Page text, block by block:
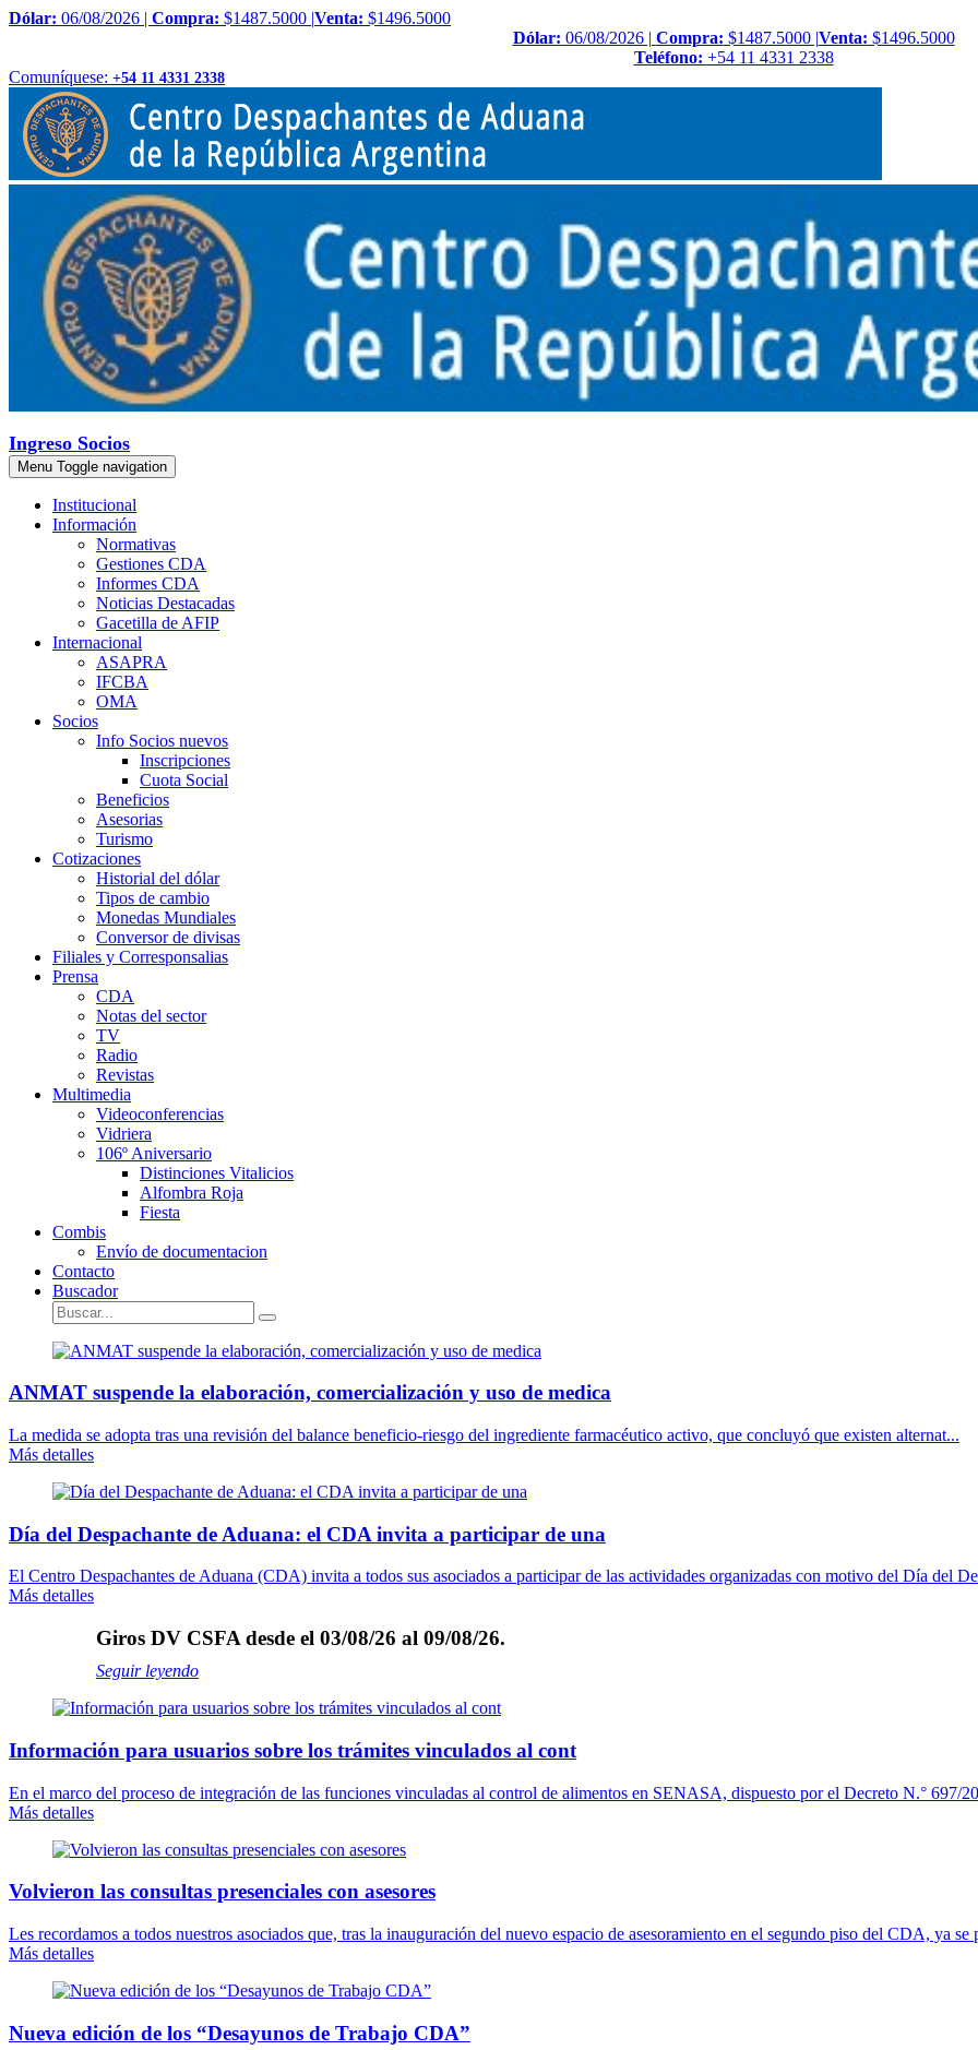
Dólar: 06/08/2026 | Compra: $1487.5000 |Venta: $1496.5000
Dólar: 06/08/2026 | Compra: $1487.5000 |Venta: $1496.5000
Teléfono: +54 11 4331 2338
Comuníquese: +54 11 4331 2338
Ingreso Socios
Menu Toggle navigation
Institucional
Información
Normativas
Gestiones CDA
Informes CDA
Noticias Destacadas
Gacetilla de AFIP
Internacional
ASAPRA
IFCBA
OMA
Socios
Info Socios nuevos
Inscripciones
Cuota Social
Beneficios
Asesorias
Turismo
Cotizaciones
Historial del dólar
Tipos de cambio
Monedas Mundiales
Conversor de divisas
Filiales y Corresponsalias
Prensa
CDA
Notas del sector
TV
Radio
Revistas
Multimedia
Videoconferencias
Vidriera
106º Aniversario
Distinciones Vitalicios
Alfombra Roja
Fiesta
Combis
Envío de documentacion
Contacto
Buscador
ANMAT suspende la elaboración, comercialización y uso de medica
La medida se adopta tras una revisión del balance beneficio-riesgo del ingrediente farmacéutico activo, que concluyó que existen alternat...
Más detalles
Día del Despachante de Aduana: el CDA invita a participar de una
El Centro Despachantes de Aduana (CDA) invita a todos sus asociados a participar de las actividades organizadas con motivo del Día del
Más detalles
Giros DV CSFA desde el 03/08/26 al 09/08/26.
Seguir leyendo
Información para usuarios sobre los trámites vinculados al cont
En el marco del proceso de integración de las funciones vinculadas al control de alimentos en SENASA, dispuesto por el Decreto N.° 697/
Más detalles
Volvieron las consultas presenciales con asesores
Les recordamos a todos nuestros asociados que, tras la inauguración del nuevo espacio de asesoramiento en el segundo piso del CDA, ya se
Más detalles
Nueva edición de los “Desayunos de Trabajo CDA”